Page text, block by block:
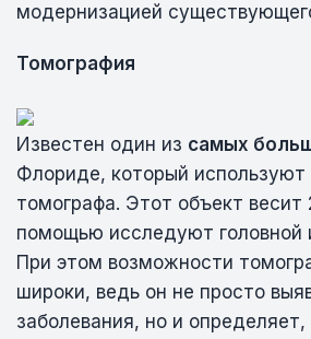
модернизацией
Томография
Известен один из самых
Флориде, который используют
томографа. Этот объект весит
помощью исследуют головной
При этом возможности
широки, ведь он не просто
заболевания, но и